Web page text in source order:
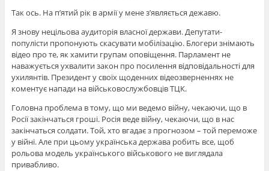
Так ось. На п’ятий рік в армії у мене з’являється дежавю.
Я знову нецільова аудиторія власної держави. Депутати-
популісти пропонують скасувати мобілізацію. Блогери знімають
відео про те, як хамити групам оповіщення. Парламент не
наважується ухвалити закон про посилення відповідальності для
ухилянтів. Президент у своїх щоденних відеозверненнях не
коментує напади на військовослужбовців ТЦК.
Головна проблема в тому, що ми ведемо війну, чекаючи, що в
Росії закінчаться гроші. Росія веде війну, чекаючи, що в нас
закінчаться солдати. Той, хто вгадає з прогнозом – той переможе
у війні. Але при цьому українська держава робить все, щоб
рольова модель українського військового не виглядала
привабливо.